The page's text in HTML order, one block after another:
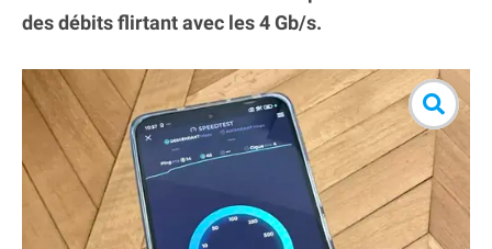
des débits flirtant avec les 4 Gb/s.